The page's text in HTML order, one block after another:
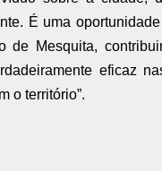
É uma
de Mesquita,
eficaz
o território”.